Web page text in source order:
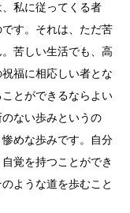
私に従ってくる者
す。それは、ただ苦
苦しい生活でも、高
福に相応しい者とな
とができるならよい
ない歩みというの
めな歩みです。自分
覚を持つことができ
ような道を歩むこと